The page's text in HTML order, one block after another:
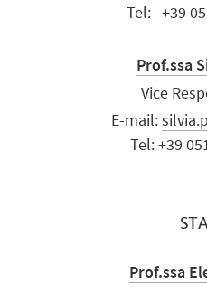
Tel: +39
Prof.ssa
Vice
E-mail:
Tel: +39
Prof.ssa